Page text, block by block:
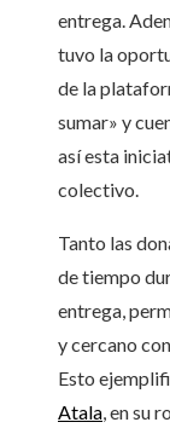
entrega.
tuvo la
de la
sumar» y
así esta
colectivo.
Tanto las
de tiempo
entrega,
y cercano
Esto
Atala, en su